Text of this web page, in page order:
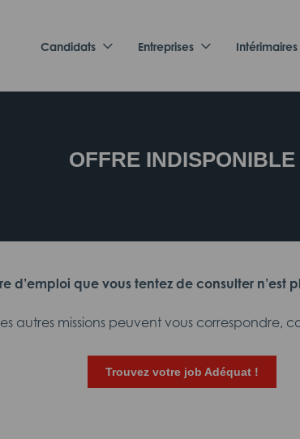
Candidats Entreprises Intérimaires
OFFRE INDISPONIBLE
d’emploi que vous tentez de consulter n’est
autres missions peuvent vous correspondre,
Trouvez votre job Adéquat !